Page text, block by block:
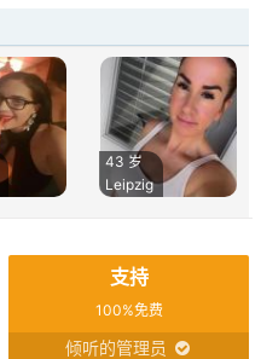
43 岁
Leipzig
支持
100%免费
倾听的管理员